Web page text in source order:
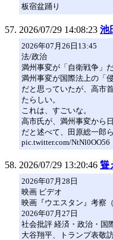
板宿盆踊り
2026/07/29 14:08:23 池
2026年07月26日13:45
法/政治
満州事変が「自衛戦争」
満州事変が国際法上の「
だと思っていたが、高市
たらしい。
これは、すごいな。
高市氏が、満州事変から
だと述べて、田原総一郎
pic.twitter.com/NtNl0OO56
2026/07/29 13:20:46 聳
2026年07月28日
映画 ビデオ
映画『ウエスタン』考察
2026年07月27日
社会批評 経済・政治・国
大谷翔平、トランプ表敬